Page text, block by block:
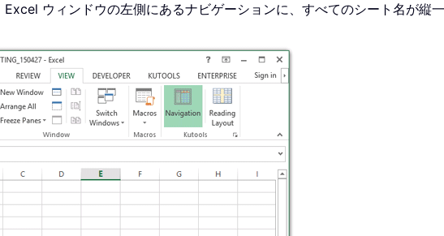
ウィンドウの左側にあるナビゲーションに、すべてのシート名が縦